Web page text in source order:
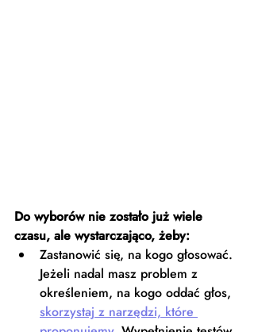
Do wyborów nie zostało już wiele
czasu, ale wystarczająco, żeby:
Zastanowić się, na kogo głosować.
Jeżeli nadal masz problem z
określeniem, na kogo oddać głos,
skorzystaj z narzędzi, które